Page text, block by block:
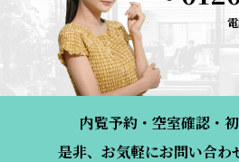
内覧予約・空室確認・
是非、お気軽にお問い合わ